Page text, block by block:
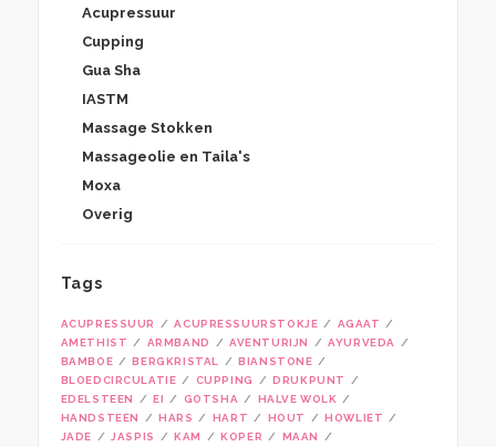
Acupressuur
Cupping
Gua Sha
IASTM
Massage Stokken
Massageolie en Taila's
Moxa
Overig
Tags
ACUPRESSUUR ACUPRESSUURSTOKJE
AGAAT
AMETHIST
ARMBAND AVENTURIJN
AYURVEDA
BAMBOE
BERGKRISTAL
BIANSTONE
BLOEDCIRCULATIE
CUPPING
DRUKPUNT
EDELSTEEN
EI GOTSHA
HALVE WOLK
HANDSTEEN
HARS HART HOUT
HOWLIET
JADE
JASPIS KAM KOPER
MAAN